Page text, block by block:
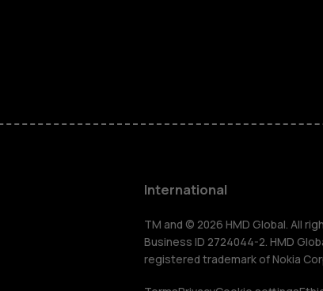
HMD Terra M
For
International
TM and © 2026 HMD Global. All
Business ID 2724044-2. HMD
registered trademark of Nokia